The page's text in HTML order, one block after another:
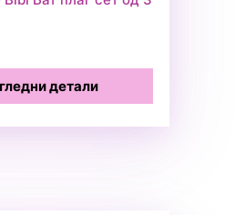
детали